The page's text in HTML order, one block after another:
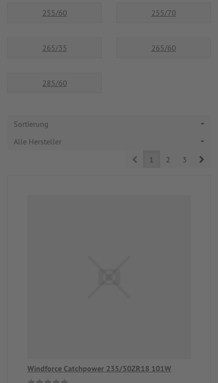
255/60 255/70
265/35 265/60
285/60
Sortierung
Alle Hersteller
Prev1 2 3
Windforce Catchpower 235/50ZR18 101W